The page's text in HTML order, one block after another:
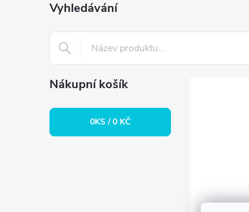
Vyhledávání
Nákupní košík
0KS /0 KČ